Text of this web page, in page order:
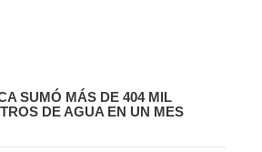
SUMÓ MÁS DE 404 MIL
DE AGUA EN UN MES